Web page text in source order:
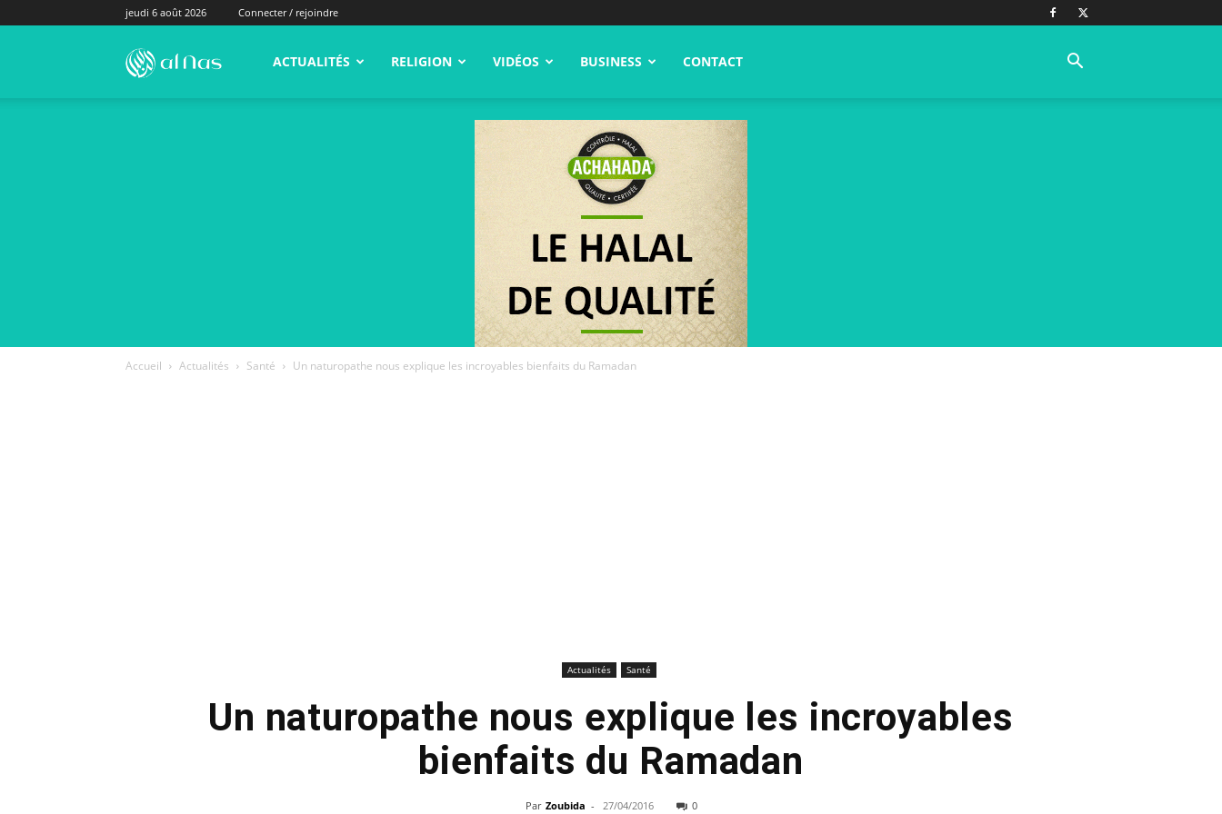
jeudi 6 août 2026 Connecter / rejoindre
alNas.fr ACTUALITÉS RELIGION VIDÉOS BUSINESS CONTACT
Accueil Actualités Santé Un naturopathe nous explique les incroyables bienfaits du Ramadan
Actualités Santé
Un naturopathe nous explique les incroyables
bienfaits du Ramadan
Par Zoubida - 27/04/2016 0